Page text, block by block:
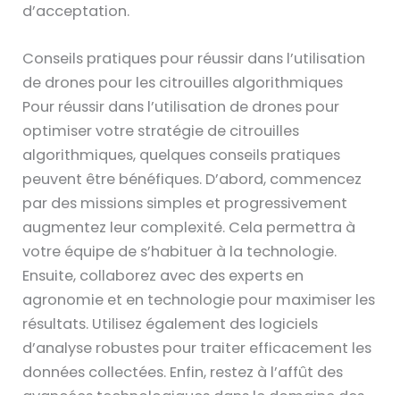
d’acceptation.
Conseils pratiques pour réussir dans l’utilisation
de drones pour les citrouilles algorithmiques
Pour réussir dans l’utilisation de drones pour
optimiser votre stratégie de citrouilles
algorithmiques, quelques conseils pratiques
peuvent être bénéfiques. D’abord, commencez
par des missions simples et progressivement
augmentez leur complexité. Cela permettra à
votre équipe de s’habituer à la technologie.
Ensuite, collaborez avec des experts en
agronomie et en technologie pour maximiser les
résultats. Utilisez également des logiciels
d’analyse robustes pour traiter efficacement les
données collectées. Enfin, restez à l’affût des